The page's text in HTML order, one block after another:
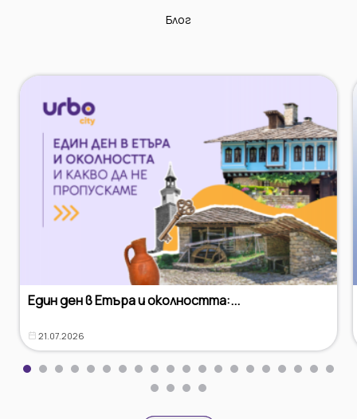
Блог
Един ден в Етъра и околността:...
21.07.2026